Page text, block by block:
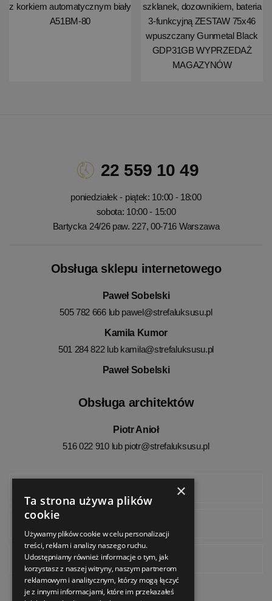
z korkiem automatycznym biały
A51BM-80
szklanek, dozownikiem, bateria
3-funkcyjną ZESTAW 75x46
wpuszczany Gunmetal Black
GDP31GB WYPRZEDAŻ
MAGAZYNÓW
22 559 10 49
poniedziałek - piątek: 10:00 - 18:00
sobota: 10:00 - 15:00
Bartycka 24/26 paw. 227, 00-716 Warszawa
Obsługa sklepu internetowego
Paweł Sobelski
505 782 666 lub pawel@strefaluksusu.pl
Kamila Kumor
501 284 822 lub kamila@strefaluksusu.pl
Paweł Sobelski
Obsługa architektów
Piotr Anioł
516 022 910 lub piotr@strefaluksusu.pl
Pinterest
×
Ta strona używa plików
cookie
Używamy plików cookie w celu personalizacji
treści, reklam i analizy naszego ruchu.
Udostępniamy również informacje o tym, jak
korzystasz z naszej witryny, naszym partnerom
reklamowym i analitycznym, którzy mogą łączyć
je z innymi informacjami, które im przekazałeś